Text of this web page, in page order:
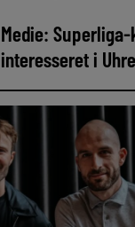
Medie:
interesseret i Uhre